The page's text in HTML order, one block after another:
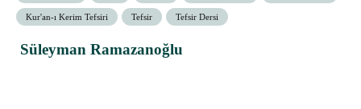
Kur'an-ı Kerim Tefsiri Tefsir Tefsir Dersi
Süleyman Ramazanoğlu